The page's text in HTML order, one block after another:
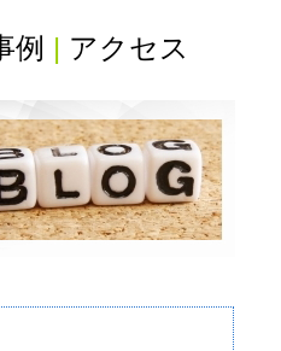
例 | アクセス